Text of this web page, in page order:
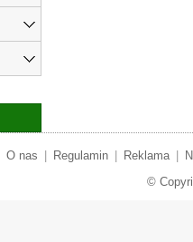
O nas Regulamin Reklama
©